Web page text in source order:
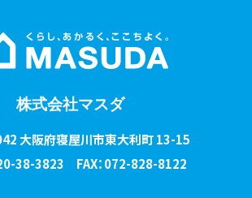
株式会社マスダ
大阪府寝屋川市東大利町 13-15
38-3823 FAX：072-828-8122